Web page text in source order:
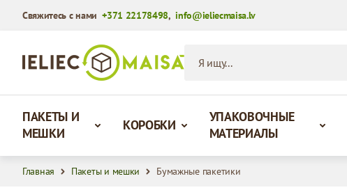
Свяжитесь с нами+371 22178498,info@ieliecmaisa.lv
ПАКЕТЫ И
МЕШКИ
КОРОБКИ
УПАКОВОЧНЫЕ
МАТЕРИАЛЫ
Главная Пакеты и мешки Бумажные пакетики